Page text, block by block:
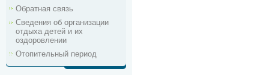
Обратная связь
Сведения об организации
отдыха детей и их
оздоровлении
Отопительный период